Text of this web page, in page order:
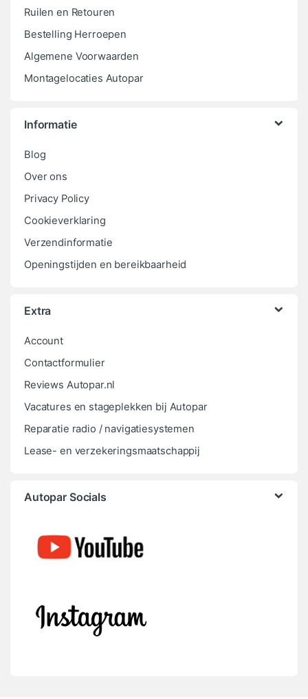
Ruilen en Retouren
Bestelling Herroepen
Algemene Voorwaarden
Montagelocaties Autopar
Informatie
Blog
Over ons
Privacy Policy
Cookieverklaring
Verzendinformatie
Openingstijden en bereikbaarheid
Extra
Account
Contactformulier
Reviews Autopar.nl
Vacatures en stageplekken bij Autopar
Reparatie radio / navigatiesystemen
Lease- en verzekeringsmaatschappij
Autopar Socials